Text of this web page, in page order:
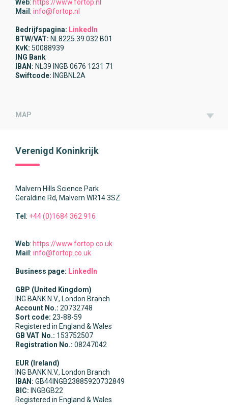
Web: https://www.fortop.nl
Mail : info@fortop.nl
Bedrijfspagina: LinkedIn
BTW/VAT: NL8225.39.032 B01
KvK: 50088939
ING Bank
IBAN: NL39 INGB 0676 1231 71
Swiftcode: INGBNL2A
MAP
Verenigd Koninkrijk
Malvern Hills Science Park
Geraldine Rd, Malvern WR14 3SZ
Tel : +44 (0)1684 362 916
Web: https://www.fortop.co.uk
Mail : info@fortop.co.uk
Business page: LinkedIn
GBP (United Kingdom)
ING BANK N.V., London Branch
Account No.: 20732748
Sort code: 23-88-59
Registered in England & Wales
GB VAT No.: 153752507
Registration No.: 08247042
EUR (Ireland)
ING BANK N.V., London Branch
IBAN: GB44INGB23885920732849
BIC: INGBGB22
Registered in England & Wales